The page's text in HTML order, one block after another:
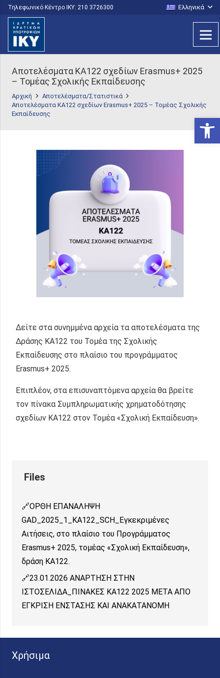
Τηλεφωνικό Κέντρο IKY: 210 3726300 Ελληνικά
Αποτελέσματα KA122 σχεδίων Erasmus+ 2025
– Τομέας Σχολικής Εκπαίδευσης
Αρχική
Αποτελέσματα/Στατιστικά
Αποτελέσματα KA122 σχεδίων Erasmus+ 2025 – Τομέας Σχολικής
Εκπαίδευσης
Δείτε στα συνημμένα αρχεία τα αποτελέσματα της
Δράσης ΚΑ122 του Τομέα της Σχολικής
Εκπαίδευσης στο πλαίσιο του προγράμματος
Erasmus+ 2025.
Επιπλέον, στα επισυναπτόμενα αρχεία θα βρείτε
τον πίνακα Συμπληρωματικής χρηματοδότησης
σχεδίων ΚΑ122 στον Τομέα «Σχολική Εκπαίδευση».
ΟΡΘΗ ΕΠΑΝΑΛΗΨΗ
GAD_2025_1_ΚΑ122_SCH_Εγκεκριμένες
Αιτήσεις, στο πλαίσιο του Προγράμματος
Erasmus+ 2025, τομέας «Σχολική Εκπαίδευση»,
δράση ΚΑ122.
23.01.2026 ΑΝΑΡΤΗΣΗ ΣΤΗΝ
ΙΣΤΟΣΕΛΙΔΑ_ΠΙΝΑΚΕΣ ΚΑ122 2025 ΜΕΤΑ ΑΠΟ
ΕΓΚΡΙΣΗ ΕΝΣΤΑΣΗΣ ΚΑΙ ΑΝΑΚΑΤΑΝΟΜΗ
Χρήσιμα